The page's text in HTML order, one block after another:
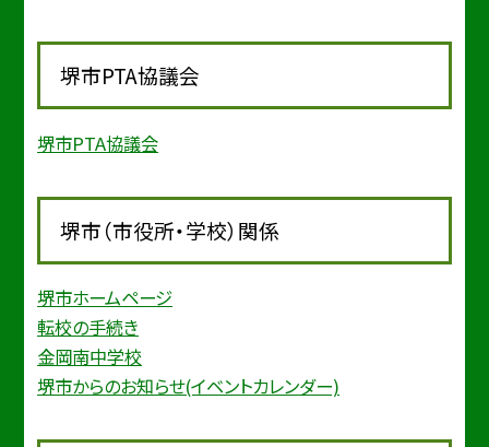
堺市PTA協議会
堺市PTA協議会
堺市（市役所・学校）関係
堺市ホームページ
転校の手続き
金岡南中学校
堺市からのお知らせ(イベントカレンダー)